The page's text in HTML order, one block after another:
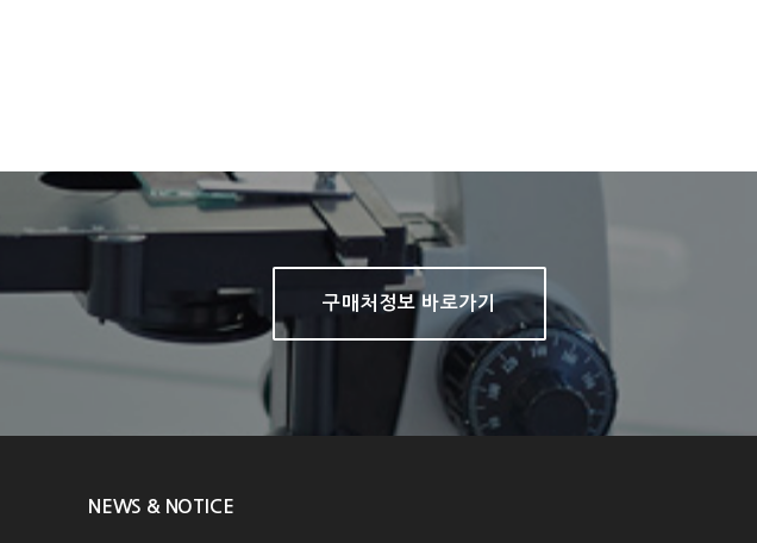
구매처정보 바로가기
NEWS & NOTICE